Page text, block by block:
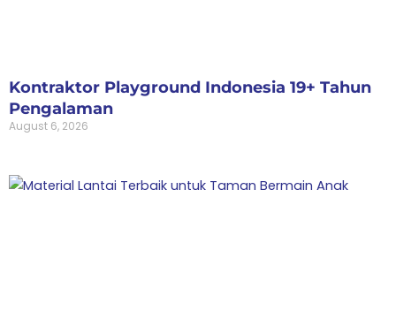
Kontraktor Playground Indonesia 19+ Tahun
Pengalaman
August 6, 2026